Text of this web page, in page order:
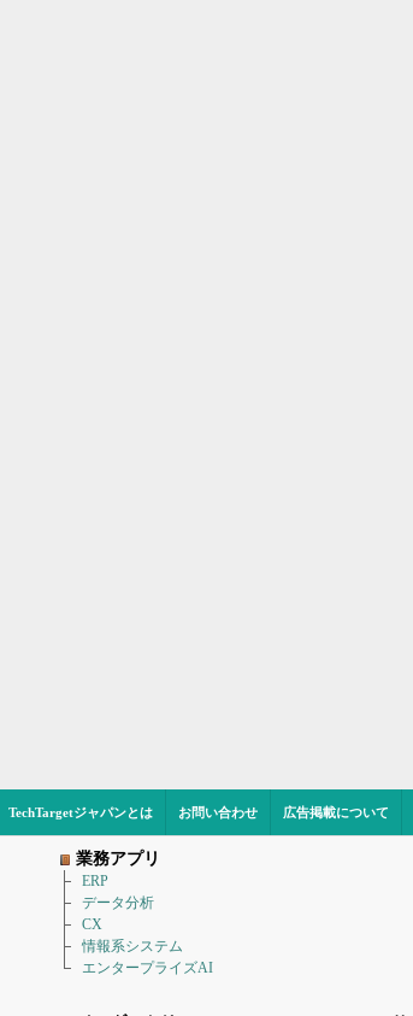
TechTargetジャパンとは お問い合わせ 広告掲載について
業務アプリ
ERP
データ分析
CX
情報系システム
エンタープライズAI